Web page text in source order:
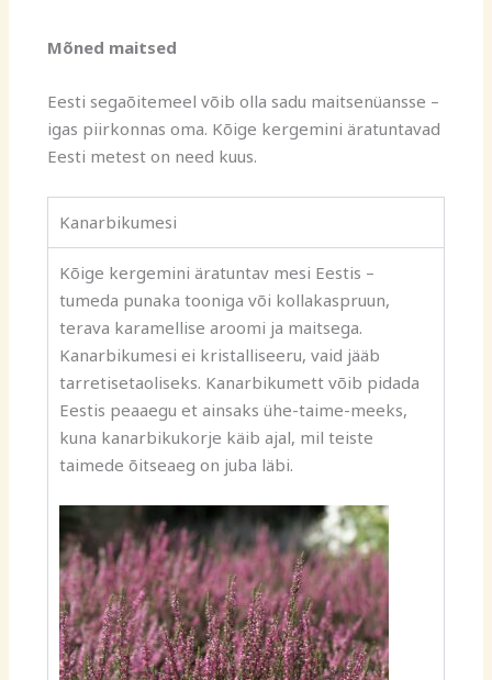
Mõned maitsed
Eesti segaõitemeel võib olla sadu maitsenüansse –
igas piirkonnas oma. Kõige kergemini äratuntavad
Eesti metest on need kuus.
Kanarbikumesi
Kõige kergemini äratuntav mesi Eestis –
tumeda punaka tooniga või kollakaspruun,
terava karamellise aroomi ja maitsega.
Kanarbikumesi ei kristalliseeru, vaid jääb
tarretisetaoliseks. Kanarbikumett võib pidada
Eestis peaaegu et ainsaks ühe-taime-meeks,
kuna kanarbikukorje käib ajal, mil teiste
taimede õitseaeg on juba läbi.